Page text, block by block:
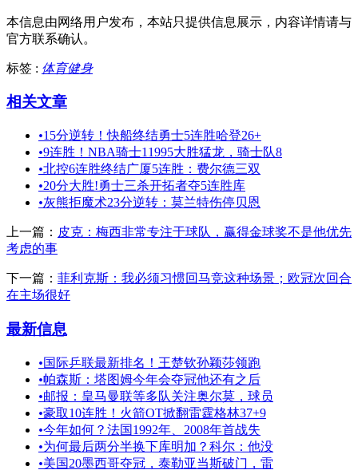
本信息由网络用户发布， 本站只提供信息展示，内容详情请与
官方联系确认。
标签 : 体育健身
相关文章
•15分逆转！快船终结勇士5连胜哈登26+
•9连胜！NBA骑士11995大胜猛龙，骑士队8
•北控6连胜终结广厦5连胜：费尔德三双
•20分大胜!勇士三杀开拓者夺5连胜库
•灰熊拒魔术23分逆转：莫兰特伤停贝恩
上一篇： 皮克：梅西非常专注于球队，赢得金球奖不是他优先
考虑的事
下一篇： 菲利克斯：我必须习惯回马竞这种场景；欧冠次回合
在主场很好
最新信息
•国际乒联最新排名！王楚钦孙颖莎领跑
•帕森斯：塔图姆今年会夺冠他还有之后
•邮报：皇马曼联等多队关注奥尔莫，球员
•豪取10连胜！火箭OT掀翻雷霆格林37+9
•今年如何？法国1992年、2008年首战失
•为何最后两分半换下库明加？科尔：他没
•美国20墨西哥夺冠，泰勒亚当斯破门，雷